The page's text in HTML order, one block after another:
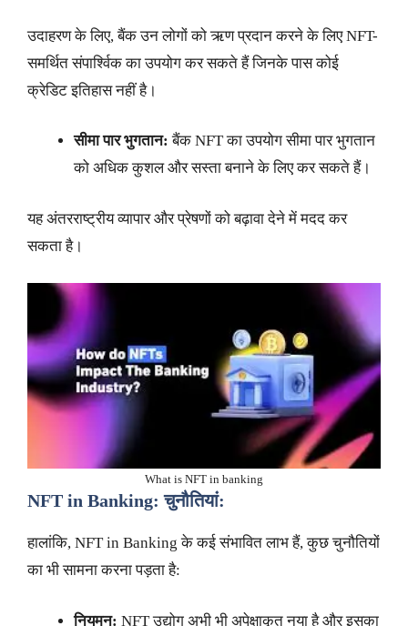
उदाहरण के लिए, बैंक उन लोगों को ऋण प्रदान करने के लिए NFT-
समर्थित संपार्श्विक का उपयोग कर सकते हैं जिनके पास कोई
क्रेडिट इतिहास नहीं है।
सीमा पार भुगतान: बैंक NFT का उपयोग सीमा पार भुगतान
को अधिक कुशल और सस्ता बनाने के लिए कर सकते हैं।
यह अंतरराष्ट्रीय व्यापार और प्रेषणों को बढ़ावा देने में मदद कर
सकता है।
What is NFT in banking
NFT in Banking: चुनौतियां:
हालांकि, NFT in Banking के कई संभावित लाभ हैं, कुछ चुनौतियों
का भी सामना करना पड़ता है:
नियमन: NFT उद्योग अभी भी अपेक्षाकृत नया है और इसका